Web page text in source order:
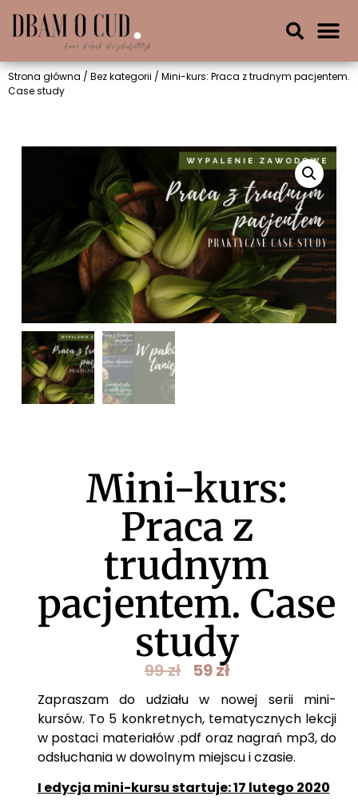
Strona główna / Bez kategorii / Mini-kurs: Praca z trudnym pacjentem.
Case study
Mini-kurs:
Praca z
trudnym
pacjentem. Case
study
99zł 59zł
Zapraszam do udziału w nowej serii mini-
kursów. To 5 konkretnych, tematycznych lekcji
w postaci materiałów .pdf oraz nagrań mp3, do
odsłuchania w dowolnym miejscu i czasie.
I edycja mini-kursu startuje: 17 lutego 2020